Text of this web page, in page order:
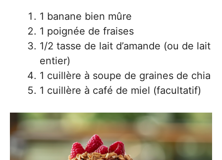
1 banane bien mûre
1 poignée de fraises
1/2 tasse de lait d’amande (ou de lait
entier)
1 cuillère à soupe de graines de chia
1 cuillère à café de miel (facultatif)